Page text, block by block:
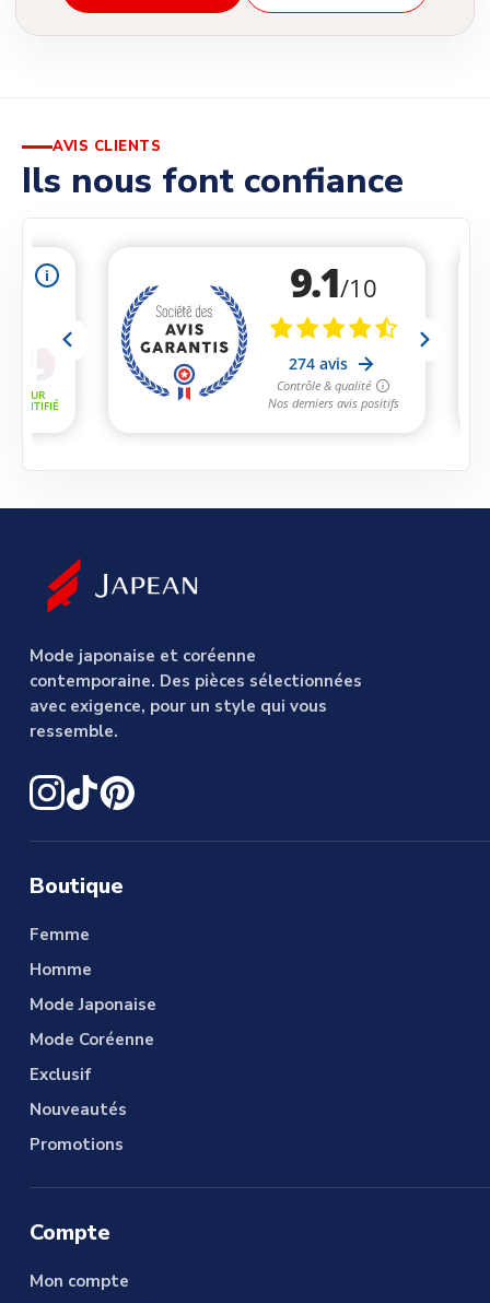
AVIS CLIENTS
Ils nous font confiance
Mode japonaise et coréenne
contemporaine. Des pièces sélectionnées
avec exigence, pour un style qui vous
ressemble.
Boutique
Femme
Homme
Mode Japonaise
Mode Coréenne
Exclusif
Nouveautés
Promotions
Compte
Mon compte